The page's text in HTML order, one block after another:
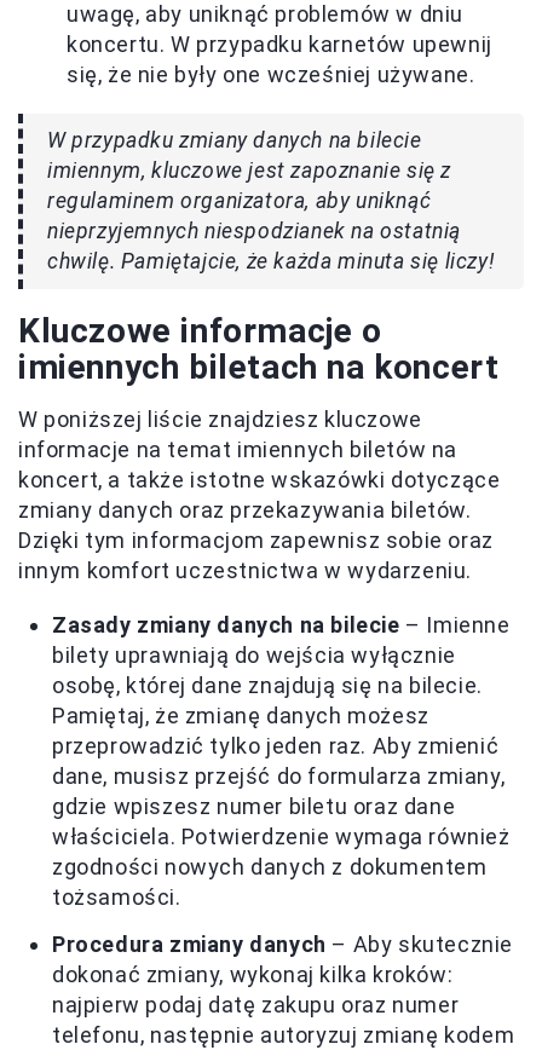
uwagę, aby uniknąć problemów w dniu
koncertu. W przypadku karnetów upewnij
się, że nie były one wcześniej używane.
W przypadku zmiany danych na bilecie
imiennym, kluczowe jest zapoznanie się z
regulaminem organizatora, aby uniknąć
nieprzyjemnych niespodzianek na ostatnią
chwilę. Pamiętajcie, że każda minuta się liczy!
Kluczowe informacje o
imiennych biletach na koncert
W poniższej liście znajdziesz kluczowe
informacje na temat imiennych biletów na
koncert, a także istotne wskazówki dotyczące
zmiany danych oraz przekazywania biletów.
Dzięki tym informacjom zapewnisz sobie oraz
innym komfort uczestnictwa w wydarzeniu.
Zasady zmiany danych na bilecie – Imienne
bilety uprawniają do wejścia wyłącznie
osobę, której dane znajdują się na bilecie.
Pamiętaj, że zmianę danych możesz
przeprowadzić tylko jeden raz. Aby zmienić
dane, musisz przejść do formularza zmiany,
gdzie wpiszesz numer biletu oraz dane
właściciela. Potwierdzenie wymaga również
zgodności nowych danych z dokumentem
tożsamości.
Procedura zmiany danych – Aby skutecznie
dokonać zmiany, wykonaj kilka kroków:
najpierw podaj datę zakupu oraz numer
telefonu, następnie autoryzuj zmianę kodem